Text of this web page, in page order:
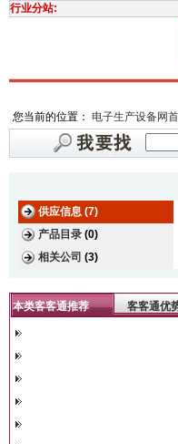
行业分站:
您当前的位置： 电子生产设备网
供应信息 (7)
产品目录 (0)
相关公司 (3)
本类客客通推荐 客客通优